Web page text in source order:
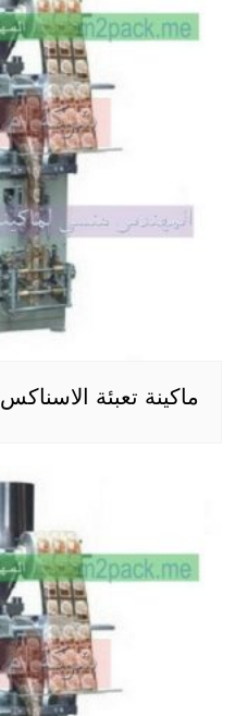
ماكينة تعبئة الاسناكس